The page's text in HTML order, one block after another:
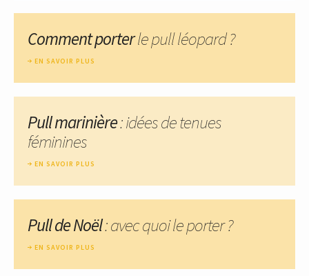
Comment porterle pull léopard ?
EN SAVOIR PLUS
Pull marinière: idées de tenues
féminines
EN SAVOIR PLUS
Pull de Noël: avec quoi le porter ?
EN SAVOIR PLUS